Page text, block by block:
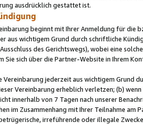
ausdrücklich gestattet ist.
beginnt mit Ihrer Anmeldung für die
aus wichtigem Grund durch schriftliche
des Gerichtswegs), wobei eine
Sie sich über die Partner-Website in Ihrem
Vereinbarung jederzeit aus wichtigem Grund
Vereinbarung erheblich verletzen; (b)
innerhalb von 7 Tagen nach unserer
im Zusammenhang mit Ihrer Teilnahme am
irreführende oder illegale